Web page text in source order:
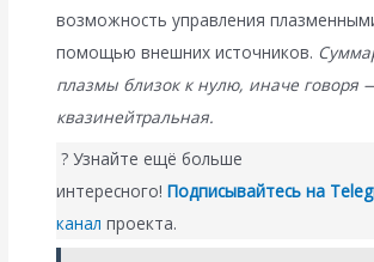
возможность управления
помощью внешних источников.
плазмы близок к нулю, иначе говоря
квазинейтральная.
? Узнайте ещё больше
интересного!Подписывайтесь на
канал проекта.